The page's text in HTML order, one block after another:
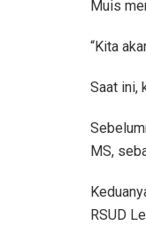
Muis
“Kita
Saat ini,
MS,
RSUD